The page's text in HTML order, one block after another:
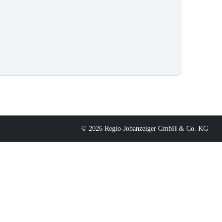
© 2026 Regio-Jobanzeiger GmbH & Co. KG